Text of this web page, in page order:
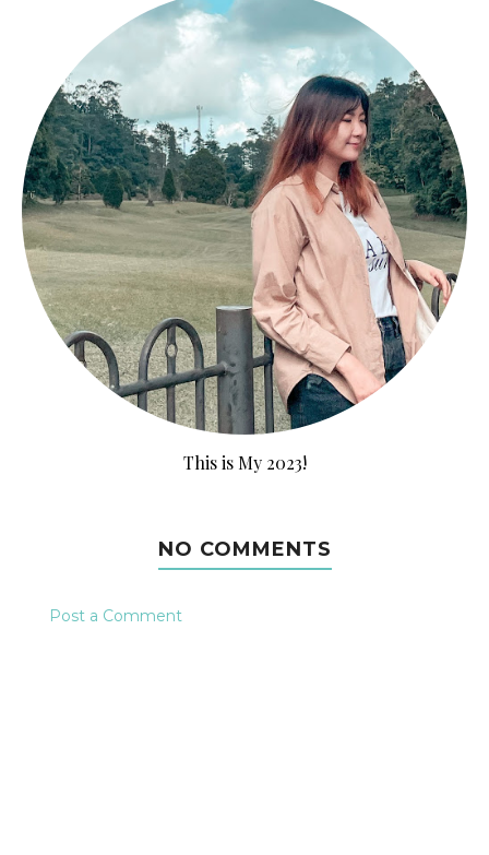
This is My 2023!
NO COMMENTS
Post a Comment